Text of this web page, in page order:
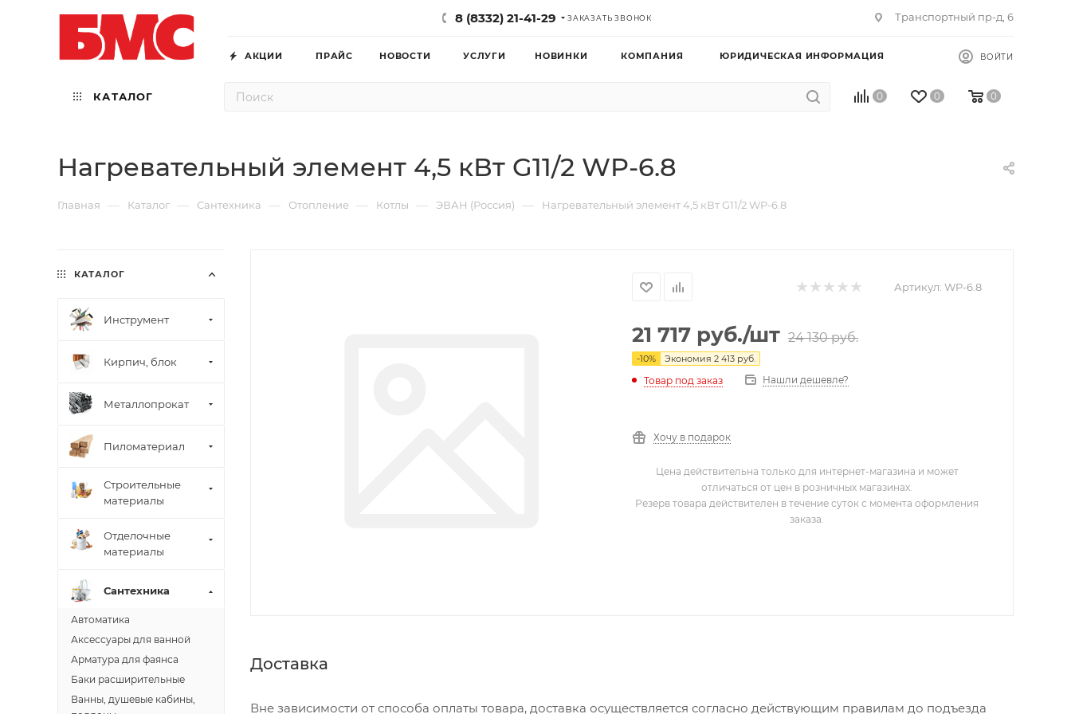
8 (8332) 21-41-29 ЗАКАЗАТЬ ЗВОНОК Транспортный пр-д, 6
АКЦИИ ПРАЙС НОВОСТИ УСЛУГИ НОВИНКИ КОМПАНИЯ ЮРИДИЧЕСКАЯ ИНФОРМАЦИЯ ВОЙТИ
КАТАЛОГ 0 0 0
Нагревательный элемент 4,5 кВт G11/2 WP-6.8
Главная — Каталог — Сантехника — Отопление — Котлы — ЭВАН (Россия) — Нагревательный элемент 4,5 кВт G11/2 WP-6.8
Артикул: WP-6.8
21 717 руб./шт 24 130руб.
-10% Экономия 2 413 руб.
Товар под заказ Нашли дешевле?
Хочу в подарок
Цена действительна только для интернет-магазина и может
отличаться от цен в розничных магазинах.
Резерв товара действителен в течение суток с момента оформления
заказа.
Доставка
Вне зависимости от способа оплаты товара, доставка осуществляется согласно действующим правилам до подъезда
КАТАЛОГ
Инструмент
Кирпич, блок
Металлопрокат
Пиломатериал
Строительные
материалы
Отделочные
материалы
Сантехника
Автоматика
Аксессуары для ванной
Арматура для фаянса
Баки расширительные
Ванны, душевые кабины,